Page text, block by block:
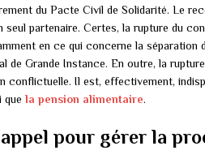
du Pacte Civil de Solidarité. Le
seul partenaire. Certes, la rupture du
en ce qui concerne la séparation
de Grande Instance. En outre, la
conflictuelle. Il est, effectivement,
que la pension alimentaire.
pour gérer la